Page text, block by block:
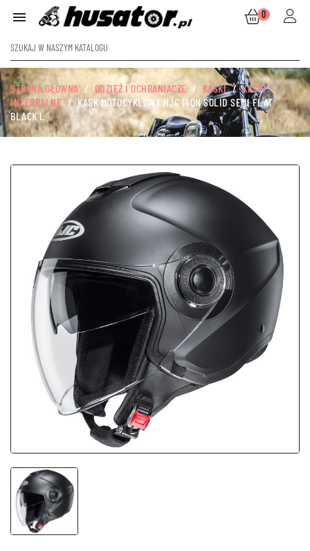
 0
STRONA GŁÓWNA ODZIEŻ I OCHRANIACZE KASKI
KASKI
INTEGRALNE
KASK MOTOCYKLOWY HJC I40N SOLID SEMI FLAT
BLACK L